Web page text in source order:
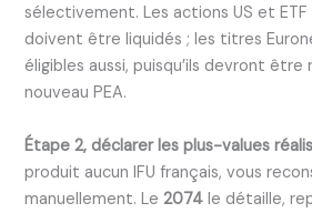
sélectivement. Les actions US et ETF
doivent être liquidés ; les titres
éligibles aussi, puisqu’ils devront être
nouveau PEA.
Étape 2, déclarer les plus-values
produit aucun IFU français, vous
manuellement. Le2074 le détaille,